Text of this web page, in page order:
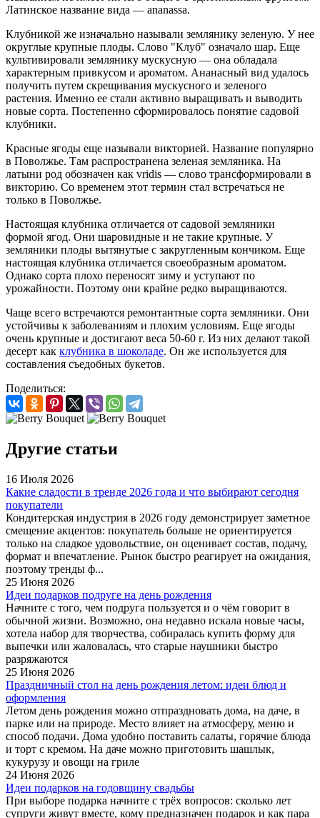
Латинское название вида — ananassa.
Клубникой же изначально называли землянику зеленую. У нее
округлые крупные плоды. Слово "Клуб" означало шар. Еще
культивировали землянику мускусную — она обладала
характерным привкусом и ароматом. Ананасный вид удалось
получить путем скрещивания мускусного и зеленого
растения. Именно ее стали активно выращивать и выводить
новые сорта. Постепенно сформировалось понятие садовой
клубники.
Красные ягоды еще называли викторией. Название популярно
в Поволжье. Там распространена зеленая земляника. На
латыни род обозначен как vridis — слово трансформировали в
викторию. Со временем этот термин стал встречаться не
только в Поволжье.
Настоящая клубника отличается от садовой земляники
формой ягод. Они шаровидные и не такие крупные. У
земляники плоды вытянутые с закругленным кончиком. Еще
настоящая клубника отличается своеобразным ароматом.
Однако сорта плохо переносят зиму и уступают по
урожайности. Поэтому они крайне редко выращиваются.
Чаще всего встречаются ремонтантные сорта земляники. Они
устойчивы к заболеваниям и плохим условиям. Еще ягоды
очень крупные и достигают веса 50-60 г. Из них делают такой
десерт как клубника в шоколаде. Он же используется для
составления съедобных букетов.
Поделиться:
Другие статьи
16 Июля 2026
Какие сладости в тренде 2026 года и что выбирают сегодня
покупатели
Кондитерская индустрия в 2026 году демонстрирует заметное
смещение акцентов: покупатель больше не ориентируется
только на сладкое удовольствие, он оценивает состав, подачу,
формат и впечатление. Рынок быстро реагирует на ожидания,
поэтому тренды ф...
25 Июня 2026
Идеи подарков подруге на день рождения
Начните с того, чем подруга пользуется и о чём говорит в
обычной жизни. Возможно, она недавно искала новые часы,
хотела набор для творчества, собиралась купить форму для
выпечки или жаловалась, что старые наушники быстро
разряжаются
25 Июня 2026
Праздничный стол на день рождения летом: идеи блюд и
оформления
Летом день рождения можно отпраздновать дома, на даче, в
парке или на природе. Место влияет на атмосферу, меню и
способ подачи. Дома удобно поставить салаты, горячие блюда
и торт с кремом. На даче можно приготовить шашлык,
кукурузу и овощи на гриле
24 Июня 2026
Идеи подарков на годовщину свадьбы
При выборе подарка начните с трёх вопросов: сколько лет
супруги живут вместе, кому предназначен подарок и как пара